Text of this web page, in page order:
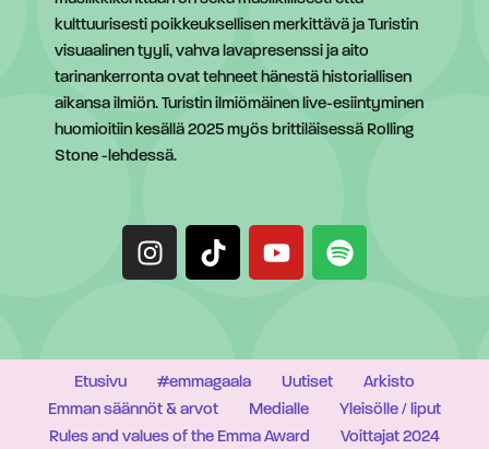
kulttuurisesti poikkeuksellisen merkittävä ja Turistin
visuaalinen tyyli, vahva lavapresenssi ja aito
tarinankerronta ovat tehneet hänestä historiallisen
aikansa ilmiön. Turistin ilmiömäinen live-esiintyminen
huomioitiin kesällä 2025 myös brittiläisessä Rolling
Stone -lehdessä.
Etusivu #emmagaala Uutiset
Arkisto
Emman säännöt & arvot
Medialle
Yleisölle / liput
Rules and values of the Emma Award
Voittajat 2024